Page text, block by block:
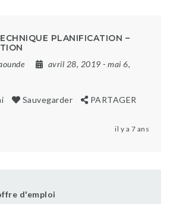
PLANIFICATION –
avril 28, 2019 - mai 6,
Sauvegarder PARTAGER
il y a 7 ans
d'emploi